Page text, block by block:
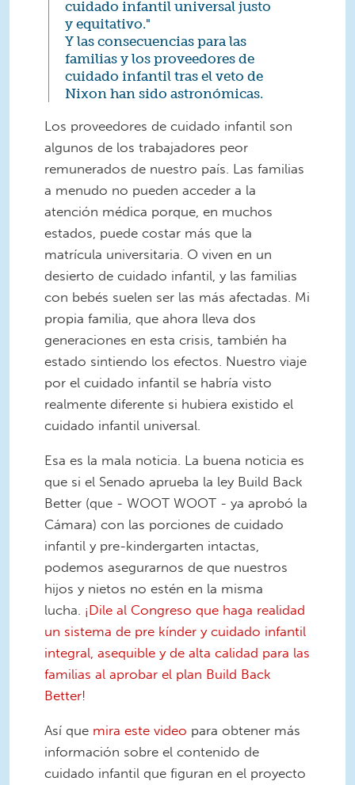
cuidado infantil universal justo
y equitativo."
Y las consecuencias para las
familias y los proveedores de
cuidado infantil tras el veto de
Nixon han sido astronómicas.
Los proveedores de cuidado infantil son
algunos de los trabajadores peor
remunerados de nuestro país. Las familias
a menudo no pueden acceder a la
atención médica porque, en muchos
estados, puede costar más que la
matrícula universitaria. O viven en un
desierto de cuidado infantil, y las familias
con bebés suelen ser las más afectadas. Mi
propia familia, que ahora lleva dos
generaciones en esta crisis, también ha
estado sintiendo los efectos. Nuestro viaje
por el cuidado infantil se habría visto
realmente diferente si hubiera existido el
cuidado infantil universal.
Esa es la mala noticia. La buena noticia es
que si el Senado aprueba la ley Build Back
Better (que - WOOT WOOT - ya aprobó la
Cámara) con las porciones de cuidado
infantil y pre-kindergarten intactas,
podemos asegurarnos de que nuestros
hijos y nietos no estén en la misma
lucha. ¡Dile al Congreso que haga realidad
un sistema de pre kínder y cuidado infantil
integral, asequible y de alta calidad para las
familias al aprobar el plan Build Back
Better!
Así que mira este video para obtener más
información sobre el contenido de
cuidado infantil que figuran en el proyecto